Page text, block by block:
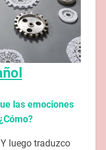
las emociones
luego traduzco